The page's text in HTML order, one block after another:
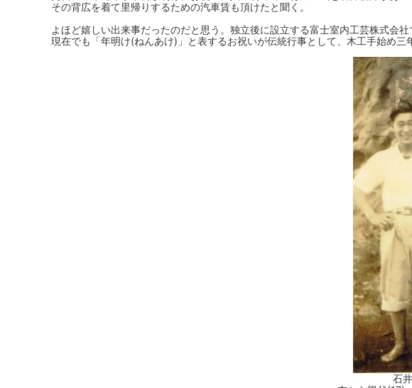
その背広を着て里帰りするための汽車賃も頂けたと聞く。
よほど嬉しい出来事だったのだと思う。独立後に設立する富士室内工芸株式会
現在でも「年明け(ねんあけ)」と表するお祝いが伝統行事として、木工手始め三
石